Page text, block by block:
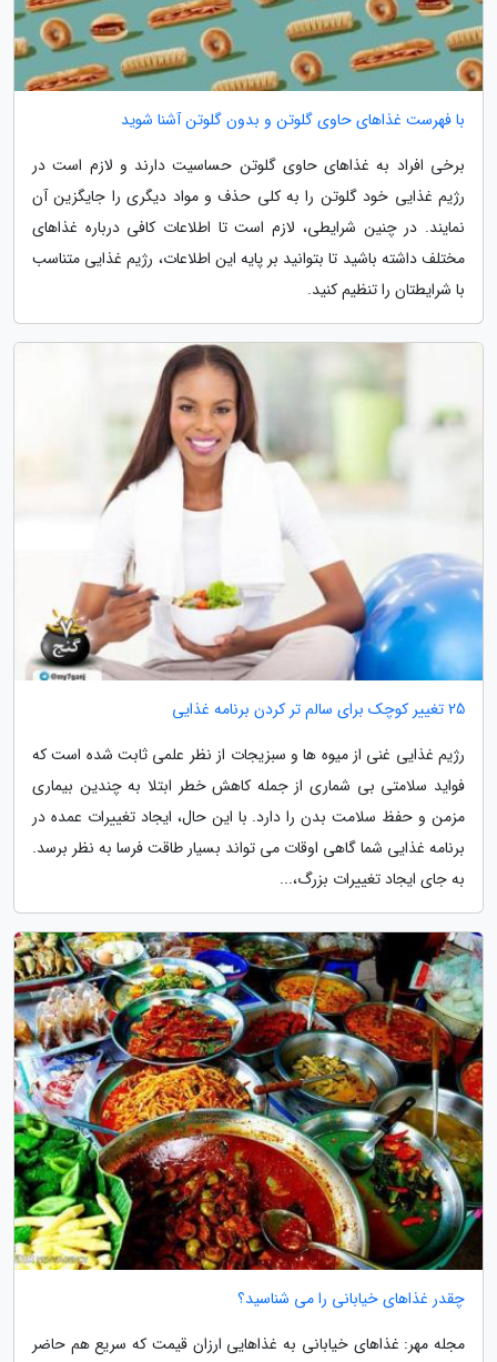
با فهرست غذاهای حاوی گلوتن و بدون گلوتن آشنا شوید
برخی افراد به غذاهای حاوی گلوتن حساسیت دارند و لازم است در
رژیم غذایی خود گلوتن را به کلی حذف و مواد دیگری را جایگزین آن
نمایند. در چنین شرایطی، لازم است تا اطلاعات کافی درباره غذاهای
مختلف داشته باشید تا بتوانید بر پایه این اطلاعات، رژیم غذایی متناسب
با شرایطتان را تنظیم کنید.
25 تغییر کوچک برای سالم تر کردن برنامه غذایی
رژیم غذایی غنی از میوه ها و سبزیجات از نظر علمی ثابت شده است که
فواید سلامتی بی شماری از جمله کاهش خطر ابتلا به چندین بیماری
مزمن و حفظ سلامت بدن را دارد. با این حال، ایجاد تغییرات عمده در
برنامه غذایی شما گاهی اوقات می تواند بسیار طاقت فرسا به نظر برسد.
به جای ایجاد تغییرات بزرگ،...
چقدر غذاهای خیابانی را می شناسید؟
مجله مهر: غذاهای خیابانی به غذاهایی ارزان قیمت که سریع هم حاضر